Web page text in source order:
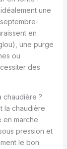
une
en
une purge
ou
des
chaudière ?
la chaudière
en marche
pression et
le bon